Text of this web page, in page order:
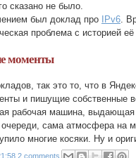
сказано не было.
был доклад про
IPv6.
проблема с историей
моменты
так это то, что в
и пишущие собственные
рабочая машина, выдающая
очереди, сама атмосфера на
многие косяки. Ну и
2 comments